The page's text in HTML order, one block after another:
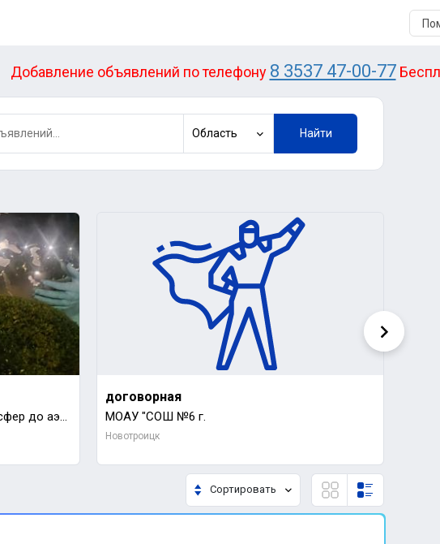
Добавление объявлений по телефону 8 3537 47-00-77
Область Найти
Организую поездки за город, трансфер до аэропорта,свадьбы,праздники,море) Чистый не прокуренный сало
договорная
МОАУ "СОШ №6 г.
Новотроицк
Сортировать